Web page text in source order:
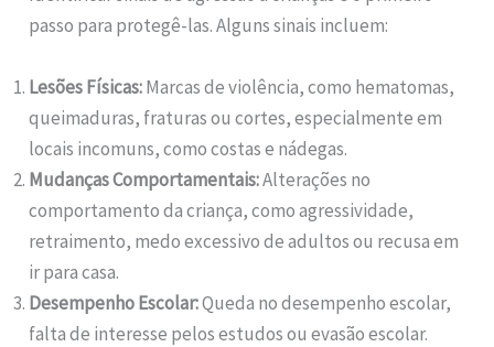
passo para protegê-las. Alguns sinais incluem:
Lesões Físicas:Marcas de violência, como hematomas,
queimaduras, fraturas ou cortes, especialmente em
locais incomuns, como costas e nádegas.
Mudanças Comportamentais:Alterações no
comportamento da criança, como agressividade,
retraimento, medo excessivo de adultos ou recusa em
ir para casa.
Desempenho Escolar:Queda no desempenho escolar,
falta de interesse pelos estudos ou evasão escolar.